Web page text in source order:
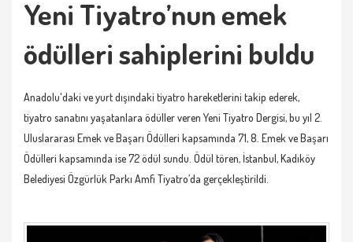
Yeni Tiyatro’nun emek
ödülleri sahiplerini buldu
Anadolu'daki ve yurt dışındaki tiyatro hareketlerini takip ederek,
tiyatro sanatını yaşatanlara ödüller veren Yeni Tiyatro Dergisi, bu yıl 2.
Uluslararası Emek ve Başarı Ödülleri kapsamında 71, 8. Emek ve Başarı
Ödülleri kapsamında ise 72 ödül sundu. Ödül tören, İstanbul, Kadıköy
Belediyesi Özgürlük Parkı Amfi Tiyatro’da gerçekleştirildi.